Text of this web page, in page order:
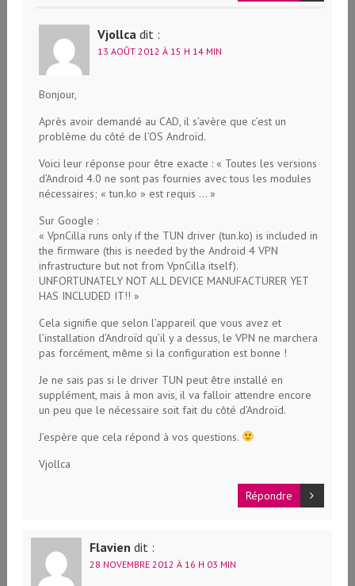
Vjollca dit :
13 AOÛT 2012 À 15 H 14 MIN
Bonjour,
Après avoir demandé au CAD, il s’avère que c’est un
problème du côté de l’OS Androïd.
Voici leur réponse pour être exacte : « Toutes les versions
d’Android 4.0 ne sont pas fournies avec tous les modules
nécessaires; « tun.ko » est requis … »
Sur Google :
« VpnCilla runs only if the TUN driver (tun.ko) is included in
the firmware (this is needed by the Android 4 VPN
infrastructure but not from VpnCilla itself).
UNFORTUNATELY NOT ALL DEVICE MANUFACTURER YET
HAS INCLUDED IT!! »
Cela signifie que selon l’appareil que vous avez et
l’installation d’Androïd qu’il y a dessus, le VPN ne marchera
pas forcément, même si la configuration est bonne !
Je ne sais pas si le driver TUN peut être installé en
supplément, mais à mon avis, il va falloir attendre encore
un peu que le nécessaire soit fait du côté d’Androïd.
J’espère que cela répond à vos questions.
Vjollca
Répondre
Flavien dit :
28 NOVEMBRE 2012 À 16 H 03 MIN